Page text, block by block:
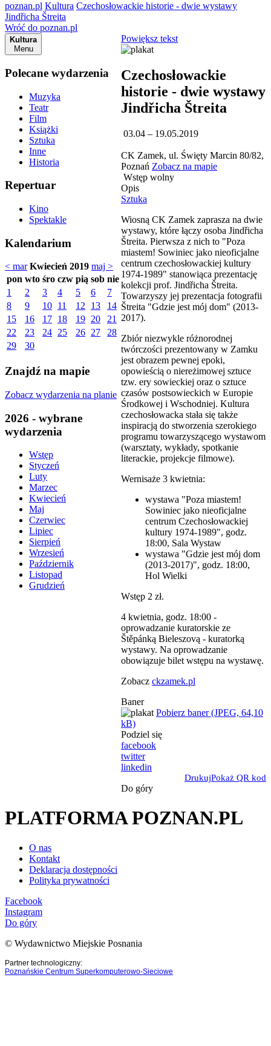
poznan.pl Kultura Czechosłowackie historie - dwie wystawy
Jindřicha Štreita
Wróć do poznan.pl
Kultura
Menu
Polecane wydarzenia
Muzyka
Teatr
Film
Książki
Sztuka
Inne
Historia
Repertuar
Kino
Spektakle
Kalendarium
< mar Kwiecień 2019 maj >
pon wto śro czw pią sob nie
1
2 3 4 5 6
7
8
9 10 11 12 13
14
15
16 17 18 19 20
21
22
23 24 25 26 27
28
29
30
Znajdź na mapie
Zobacz wydarzenia na planie
2026 - wybrane
wydarzenia
Wstęp
Styczeń
Luty
Marzec
Kwiecień
Maj
Czerwiec
Lipiec
Sierpień
Wrzesień
Październik
Listopad
Grudzień
Powiększ tekst
Czechosłowackie
historie - dwie wystawy
Jindřicha Štreita
03.04 – 19.05.2019
CK Zamek, ul. Święty Marcin 80/82,
Poznań Zobacz na mapie
Wstęp wolny
Opis
Sztuka
Wiosną CK Zamek zaprasza na dwie
wystawy, które łączy osoba Jindřicha
Štreita. Pierwsza z nich to "Poza
miastem! Sowiniec jako nieoficjalne
centrum czechosłowackiej kultury
1974-1989" stanowiąca prezentację
kolekcji prof. Jindřicha Štreita.
Towarzyszy jej prezentacja fotografii
Štreita "Gdzie jest mój dom" (2013-
2017).
Zbiór niezwykle różnorodnej
twórczości prezentowany w Zamku
jest obrazem pewnej epoki,
opowieścią o niereżimowej sztuce
tzw. ery sowieckiej oraz o sztuce
czasów postsowieckich w Europie
Środkowej i Wschodniej. Kultura
czechosłowacka stała się także
inspiracją do stworzenia szerokiego
programu towarzyszącego wystawom
(warsztaty, wykłady, spotkanie
literackie, projekcje filmowe).
Wernisaże 3 kwietnia:
wystawa "Poza miastem!
Sowiniec jako nieoficjalne
centrum Czechosłowackiej
kultury 1974-1989", godz.
18:00, Sala Wystaw
wystawa "Gdzie jest mój dom
(2013-2017)", godz. 18:00,
Hol Wielki
Wstęp 2 zł.
4 kwietnia, godz. 18:00 -
oprowadzanie kuratorskie ze
Štěpánką Bieleszovą - kuratorką
wystawy. Na oprowadzanie
obowiązuje bilet wstępu na wystawę.
Zobacz ckzamek.pl
Baner
Pobierz baner (JPEG, 64,10
kB)
Podziel się
facebook
twitter
linkedin
DrukujPokaż QR kod
Do góry
PLATFORMA POZNAN.PL
O nas
Kontakt
Deklaracja dostępności
Polityka prywatności
Facebook
Instagram
Do góry
© Wydawnictwo Miejskie Posnania
Partner technologiczny:
Poznańskie Centrum Superkomputerowo-Sieciowe